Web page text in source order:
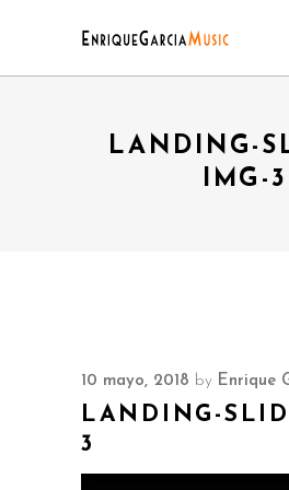
LANDING-
IMG-3
10 mayo, 2018 by Enrique
LANDING-
3